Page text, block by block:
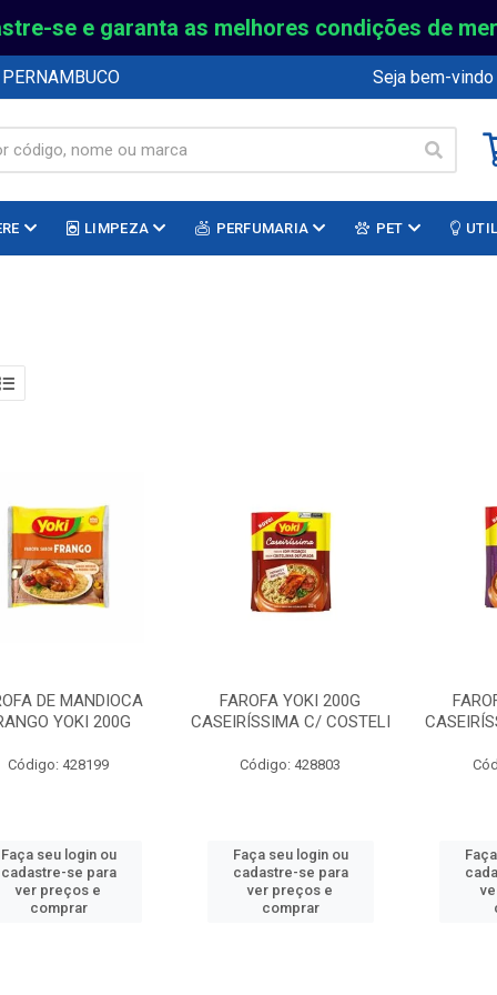
se e garanta as melhores condições de
Seja bem-vindo
LIMPEZA PERFUMARIA PET
DE MANDIOCA
YOKI 200G
Código: 428199
Faça seu login ou
cadastre-se para
ver preços e
comprar
FAROFA YOKI 200G
CASEIRÍSSIMA C/ COSTELI
Código: 428803
Faça seu login ou
cadastre-se para
ver preços e
comprar